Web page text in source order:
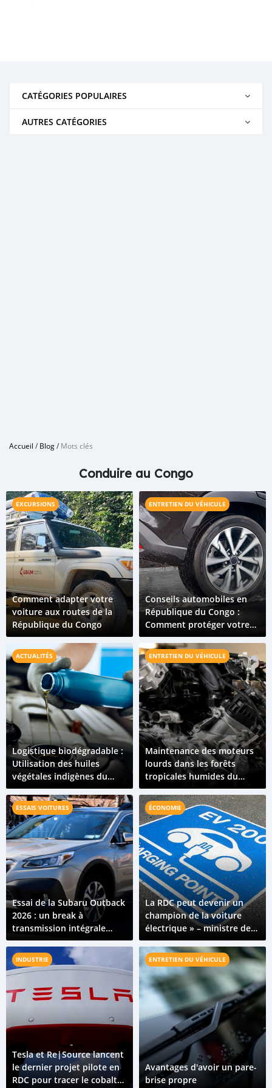
CATÉGORIES POPULAIRES
AUTRES CATÉGORIES
Accueil /Blog/Mots clés
Conduire au Congo
EXCURSIONS
Comment adapter votre
voiture aux routes de la
République du Congo
ENTRETIEN DU VÉHICULE
Conseils automobiles en
République du Congo :
Comment protéger votre
véhicule pendant la saison
des pluies
ACTUALITÉS
Logistique biodégradable :
Utilisation des huiles
végétales indigènes du
Congo comme lubrifiants
forestiers
ENTRETIEN DU VÉHICULE
Maintenance des moteurs
lourds dans les forêts
tropicales humides du
Congo
ESSAIS VOITURES
Essai de la Subaru Outback
2026 : un break à
transmission intégrale
conçu pour les routes
variées du Congo
ÉCONOMIE
La RDC peut devenir un
champion de la voiture
électrique » – ministre de
l'Industrie
INDUSTRIE
Tesla et Re|Source lancent
le dernier projet pilote en
RDC pour tracer le cobalt
ENTRETIEN DU VÉHICULE
Avantages d'avoir un pare-
brise propre